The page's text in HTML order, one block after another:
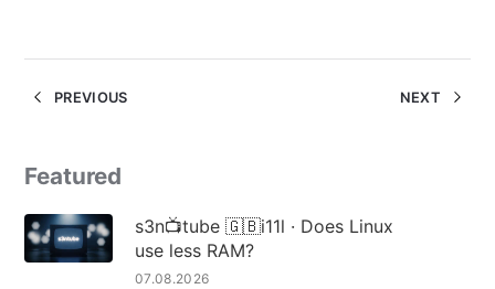
PREVIOUS NEXT
Featured
s3n📺tube 🇬🇧i11l · Does Linux
use less RAM?
07.08.2026